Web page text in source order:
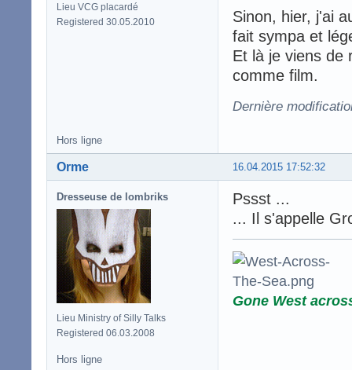
Lieu VCG placardé
Registered 30.05.2010
Sinon, hier, j'ai
fait sympa et
Et là je viens de
comme film.
Dernière
Hors ligne
16.04.2015 17:52:32
Orme
Dresseuse de lombriks
Lieu Ministry of Silly Talks
Registered 06.03.2008
Pssst ...
... Il s'appelle
Gone West
Hors ligne